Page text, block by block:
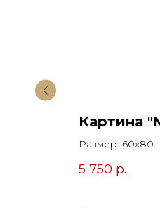
Картина
Размер: 60х80
5 750 р.